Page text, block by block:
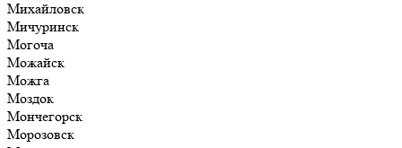
Михайловск
Мичуринск
Могоча
Можайск
Можга
Моздок
Мончегорск
Морозовск